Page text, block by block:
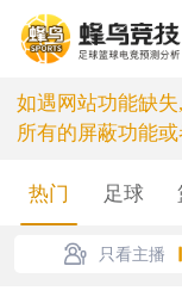
如遇网站功能缺
所有的屏蔽功能
热门 足球
只看主播